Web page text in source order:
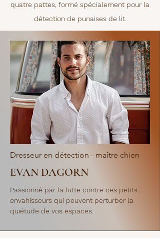
quatre pattes, formé spécialement pour la
détection de punaises de lit.
Dresseur en détection - maître chien
EVAN DAGORN
Passionné par la lutte contre ces petits
envahisseurs qui peuvent perturber la
quiétude de vos espaces.